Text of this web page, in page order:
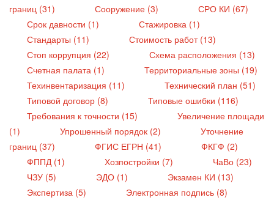
границ (31)
Сооружение (3)
СРО КИ (67)
Срок давности (1)
Стажировка (1)
Стандарты (11)
Стоимость работ (13)
Стоп коррупция (22)
Схема расположения (13)
Счетная палата (1)
Территориальные зоны (19)
Техинвентаризация (11)
Технический план (51)
Типовой договор (8)
Типовые ошибки (116)
Требования к точности (15)
Увеличение площади
(1)
Упрошенный порядок (2)
Уточнение
границ (37)
ФГИС ЕГРН (41)
ФКГФ (2)
ФППД (1)
Хозпостройки (7)
ЧаВо (23)
ЧЗУ (5)
ЭДО (1)
Экзамен КИ (13)
Экспертиза (5)
Электронная подпись (8)